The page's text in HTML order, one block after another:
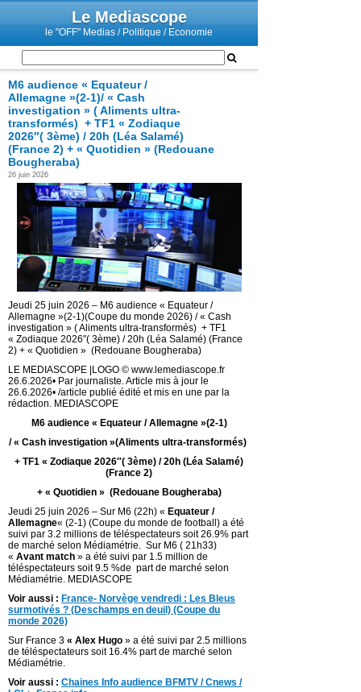
Le Mediascope
le "OFF" Medias / Politique / Economie
M6 audience « Equateur /
Allemagne »(2-1)/ « Cash
investigation » ( Aliments ultra-
transformés) + TF1 « Zodiaque
2026″( 3ème) / 20h (Léa Salamé)
(France 2) + « Quotidien » (Redouane
Bougheraba)
26 juin 2026
Jeudi 25 juin 2026 – M6 audience « Equateur /
Allemagne »(2-1)(Coupe du monde 2026) / « Cash
investigation » ( Aliments ultra-transformés) + TF1
« Zodiaque 2026″( 3ème) / 20h (Léa Salamé) (France
2) + « Quotidien » (Redouane Bougheraba)
LE MEDIASCOPE |LOGO © www.lemediascope.fr
26.6.2026• Par journaliste. Article mis à jour le
26.6.2026• /article publié édité et mis en une par la
rédaction. MEDIASCOPE
M6 audience « Equateur / Allemagne »(2-1)
/ « Cash investigation »(Aliments ultra-transformés)
+ TF1 « Zodiaque 2026″( 3ème) / 20h (Léa Salamé)
(France 2)
+ « Quotidien » (Redouane Bougheraba)
Jeudi 25 juin 2026 – Sur M6 (22h) « Equateur /
Allemagne« (2-1) (Coupe du monde de football) a été
suivi par 3.2 millions de téléspectateurs soit 26.9% part
de marché selon Médiamétrie. Sur M6 ( 21h33)
« Avant match » a été suivi par 1.5 million de
téléspectateurs soit 9.5 %de part de marché selon
Médiamétrie. MEDIASCOPE
Voir aussi : France- Norvège vendredi : Les Bleus
surmotivés ? (Deschamps en deuil) (Coupe du
monde 2026)
Sur France 3 « Alex Hugo » a été suivi par 2.5 millions
de téléspectateurs soit 16.4% part de marché selon
Médiamétrie.
Voir aussi : Chaines Info audience BFMTV / Cnews /